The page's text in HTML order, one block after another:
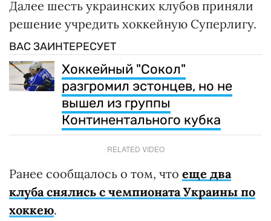
Далее шесть украинских клубов приняли
решение учредить хоккейную Суперлигу.
ВАС ЗАИНТЕРЕСУЕТ
Хоккейный "Сокол"
разгромил эстонцев, но не
вышел из группы
Континентального кубка
RELATED VIDEO
Ранее сообщалось о том, что еще два
клуба снялись с чемпионата Украины по
хоккею.